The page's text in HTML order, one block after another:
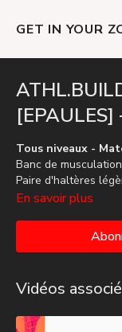
GET IN YOUR
[EPAULES]
Tous niveaux -
Banc de
Paire d'haltères
Paire d'haltères
En savoir plus
Vidéos